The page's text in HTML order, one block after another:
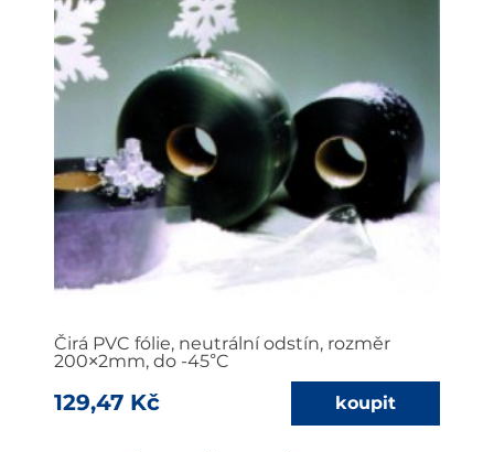
Čirá PVC fólie, neutrální odstín, rozměr
200×2mm, do -45°C
129,47 Kč